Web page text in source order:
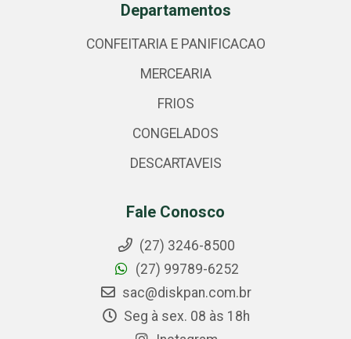
Departamentos
CONFEITARIA E PANIFICACAO
MERCEARIA
FRIOS
CONGELADOS
DESCARTAVEIS
Fale Conosco
(27) 3246-8500
(27) 99789-6252
sac@diskpan.com.br
Seg à sex. 08 às 18h